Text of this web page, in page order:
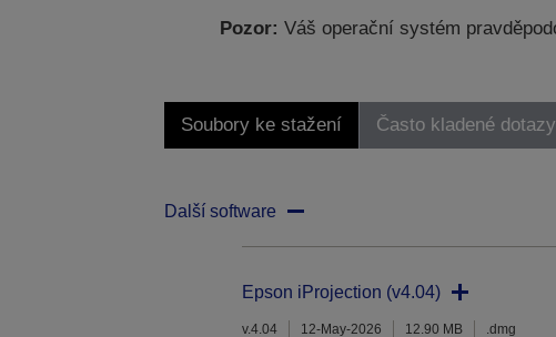
Pozor: Váš operační systém
Soubory ke stažení Často kladené dotazy
Další software
Epson iProjection (v4.04)
v.4.04 12-May-2026 12.90 MB .dmg